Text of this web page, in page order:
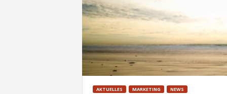
AKTUELLES MARKETING NEWS